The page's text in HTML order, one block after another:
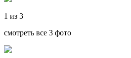
1 из 3
смотреть все 3 фото